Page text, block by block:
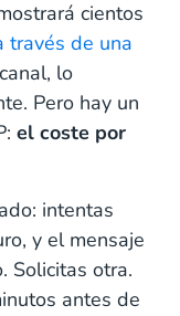
cientos
través de una
lo
Pero hay un
el coste por
intentas
y el mensaje
Solicitas otra.
antes de